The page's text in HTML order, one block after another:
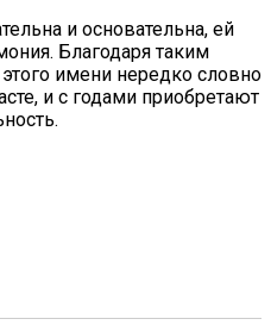
и основательна, ей
Благодаря таким
имени нередко словно
и с годами приобретают